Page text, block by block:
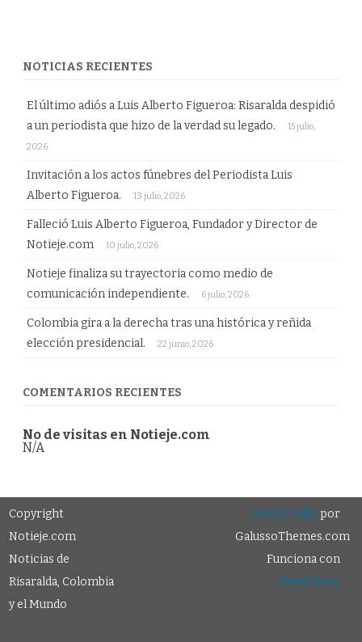
NOTICIAS RECIENTES
El último adiós a Luis Alberto Figueroa: Risaralda despidió
a un periodista que hizo de la verdad su legado.
15 julio,
2026
Invitación a los actos fúnebres del Periodista Luis
Alberto Figueroa.
13 julio, 2026
Falleció Luis Alberto Figueroa, Fundador y Director de
Notieje.com
10 julio, 2026
Notieje finaliza su trayectoria como medio de
comunicación independiente.
6 julio, 2026
Colombia gira a la derecha tras una histórica y reñida
elección presidencial.
22 junio, 2026
COMENTARIOS RECIENTES
No de visitas en Notieje.com
N/A
Copyright
Notieje.com
Noticias de
Risaralda, Colombia
y el Mundo
ZeroGravitypor
GalussoThemes.com
Funciona con
WordPress